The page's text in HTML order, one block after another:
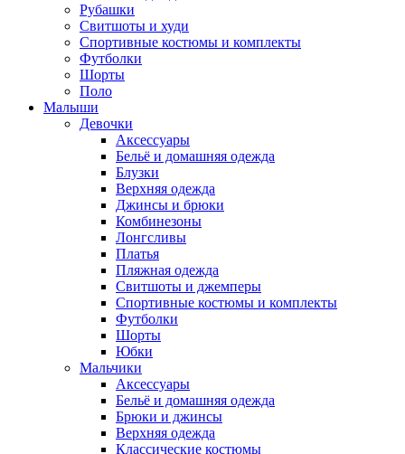
Рубашки
Свитшоты и худи
Спортивные костюмы и комплекты
Футболки
Шорты
Поло
Малыши
Девочки
Аксессуары
Бельё и домашняя одежда
Блузки
Верхняя одежда
Джинсы и брюки
Комбинезоны
Лонгсливы
Платья
Пляжная одежда
Свитшоты и джемперы
Спортивные костюмы и комплекты
Футболки
Шорты
Юбки
Мальчики
Аксессуары
Бельё и домашняя одежда
Брюки и джинсы
Верхняя одежда
Классические костюмы